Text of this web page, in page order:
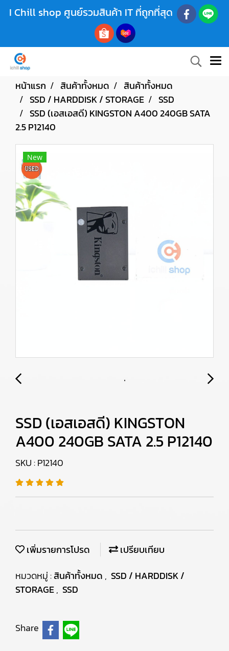
I Chill shop ศูนย์รวมสินค้า IT ที่ถูกที่สุด
หน้าแรก สินค้าทั้งหมด
สินค้าทั้งหมด
SSD / HARDDISK / STORAGE
SSD
SSD (เอสเอสดี) KINGSTON A400 240GB SATA
2.5 P12140
New
SSD (เอสเอสดี) KINGSTON
A400 240GB SATA 2.5 P12140
SKU : P12140
เพิ่มรายการโปรด
เปรียบเทียบ
หมวดหมู่ :สินค้าทั้งหมด , SSD / HARDDISK /
STORAGE, SSD
Share